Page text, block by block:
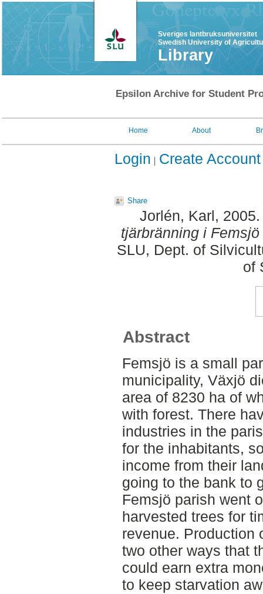
Sveriges lantbruksuniversitet
Swedish University of
Library
Epsilon Archive for Student
Home About
Login Create Account
Share
Jorlén, Karl,
tjärbränning i
SLU, Dept. of
of
Abstract
Femsjö is a small
municipality, Växjö
area of 8230 ha of
with forest. There
industries in the
for the inhabitants,
income from their
going to the bank to
Femsjö parish went
harvested trees for
revenue. Production
two other ways that
could earn extra
to keep starvation